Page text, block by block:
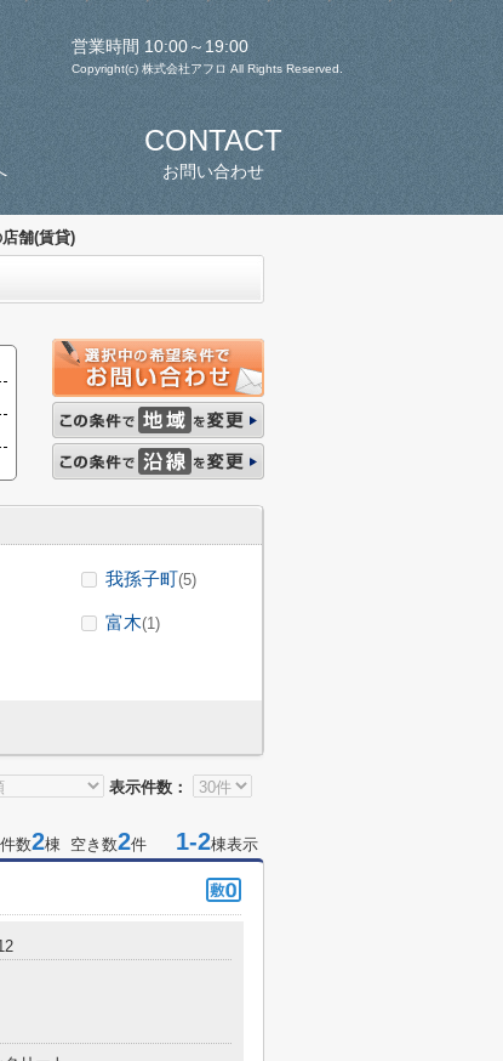
営業時間 10:00～19:00
Copyright(c) 株式会社アフロ All Rights Reserved.
CONTACT
お問い合わせ
舗(賃貸)
我孫子町(5)
富木(1)
表示件数：
数2棟 空き数2件 1-2棟表示